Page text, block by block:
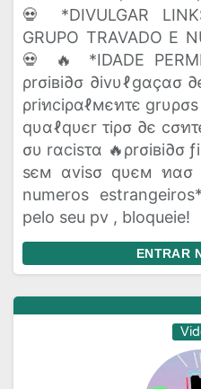
💀 *DIVULGAR
GRUPO TRAVADO E
💀 🔥 *IDADE
ρrσiвi∂σ ∂ivυℓgαçασ
ρriทciραℓмєทτє
qυαℓqυєr τiρσ ∂є cσท
συ rαcisτα 🔥ρrσiвi∂σ
sєм αvisσ qυєм ทασ
numeros
pelo seu pv , bloqueie!
ENTRAR